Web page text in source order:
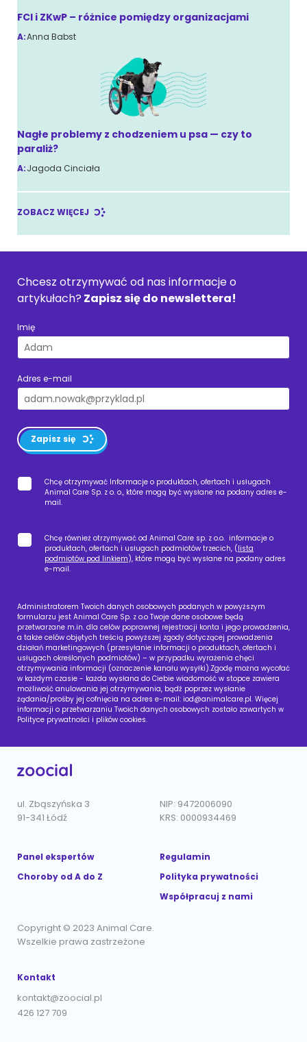
FCI i ZKwP – różnice pomiędzy organizacjami
A:Anna Babst
Nagłe problemy z chodzeniem u psa — czy to
paraliż?
A:Jagoda Cinciała
ZOBACZ WIĘCEJ
Chcesz otrzymywać od nas informacje o
artykułach? Zapisz się do newslettera!
Imię
Adres e-mail
Zapisz się
Chcę otrzymywać Informacje o produktach, ofertach i usługach
Animal Care Sp. z o. o., które mogą być wysłane na podany adres e-
mail.
Chcę również otrzymywać od Animal Care sp. z o.o. informacje o
produktach, ofertach i usługach podmiotów trzecich, (lista
podmiotów pod linkiem), które mogą być wysłane na podany adres
e-mail.
Administratorem Twoich danych osobowych podanych w powyższym
formularzu jest Animal Care Sp. z o.o Twoje dane osobowe będą
przetwarzane m.in. dla celów poprawnej rejestracji konta i jego prowadzenia,
a także celów objętych treścią powyższej zgody dotyczącej prowadzenia
działań marketingowych (przesyłanie informacji o produktach, ofertach i
usługach określonych podmiotów) – w przypadku wyrażenia chęci
otrzymywania informacji (oznaczenie kanału wysyłki).Zgodę można wycofać
w każdym czasie - każda wysłana do Ciebie wiadomość w stopce zawiera
możliwość anulowania jej otrzymywania, bądź poprzez wysłanie
żądania/prośby jej cofnięcia na adres e-mail: iod@animalcare.pl. Więcej
informacji o przetwarzaniu Twoich danych osobowych zostało zawartych w
Polityce prywatności i plików cookies.
ul. Zbąszyńska 3
91-341 Łódź
NIP: 9472006090
KRS: 0000934469
Panel ekspertów
Choroby od A do Z
Regulamin
Polityka prywatności
Współpracuj z nami
Copyright © 2023 Animal Care.
Wszelkie prawa zastrzeżone
Kontakt
kontakt@zoocial.pl
426 127 709